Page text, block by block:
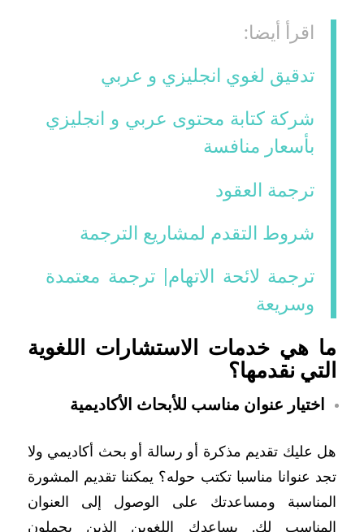
اقرأ أيضا:
تدقيق لغوي انجليزي و عربي
شركة كتابة محتوى عربي و انجليزي
بأسعار منافسة
ترجمة العقود
شروط التقدم لمشاريع الترجمة
ترجمة لائحة الاتهام| ترجمة معتمدة
وسريعة
ما هي خدمات الاستشارات اللغوية
التي نقدمها؟
اختيار عنوان مناسب للأبحاث الأكاديمية
هل عليك تقديم مذكرة أو رسالة أو بحث أكاديمي ولا
تجد عنوانا مناسبا تكتب حوله؟ يمكننا تقديم المشورة
المناسبة ومساعدتك على الوصول إلى العنوان
المناسب لك. يساعدك اللغوين الذين يحملون